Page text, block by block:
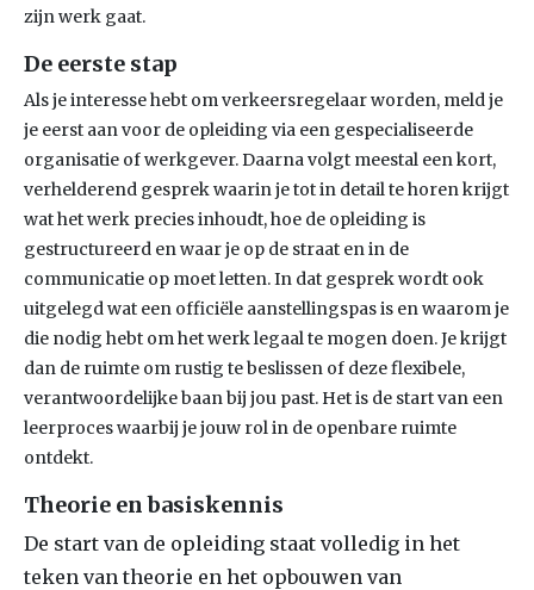
zijn werk gaat.
De eerste stap
Als je interesse hebt om verkeersregelaar worden, meld je
je eerst aan voor de opleiding via een gespecialiseerde
organisatie of werkgever. Daarna volgt meestal een kort,
verhelderend gesprek waarin je tot in detail te horen krijgt
wat het werk precies inhoudt, hoe de opleiding is
gestructureerd en waar je op de straat en in de
communicatie op moet letten. In dat gesprek wordt ook
uitgelegd wat een officiële aanstellingspas is en waarom je
die nodig hebt om het werk legaal te mogen doen. Je krijgt
dan de ruimte om rustig te beslissen of deze flexibele,
verantwoordelijke baan bij jou past. Het is de start van een
leerproces waarbij je jouw rol in de openbare ruimte
ontdekt.
Theorie en basiskennis
De start van de opleiding staat volledig in het
teken van theorie en het opbouwen van